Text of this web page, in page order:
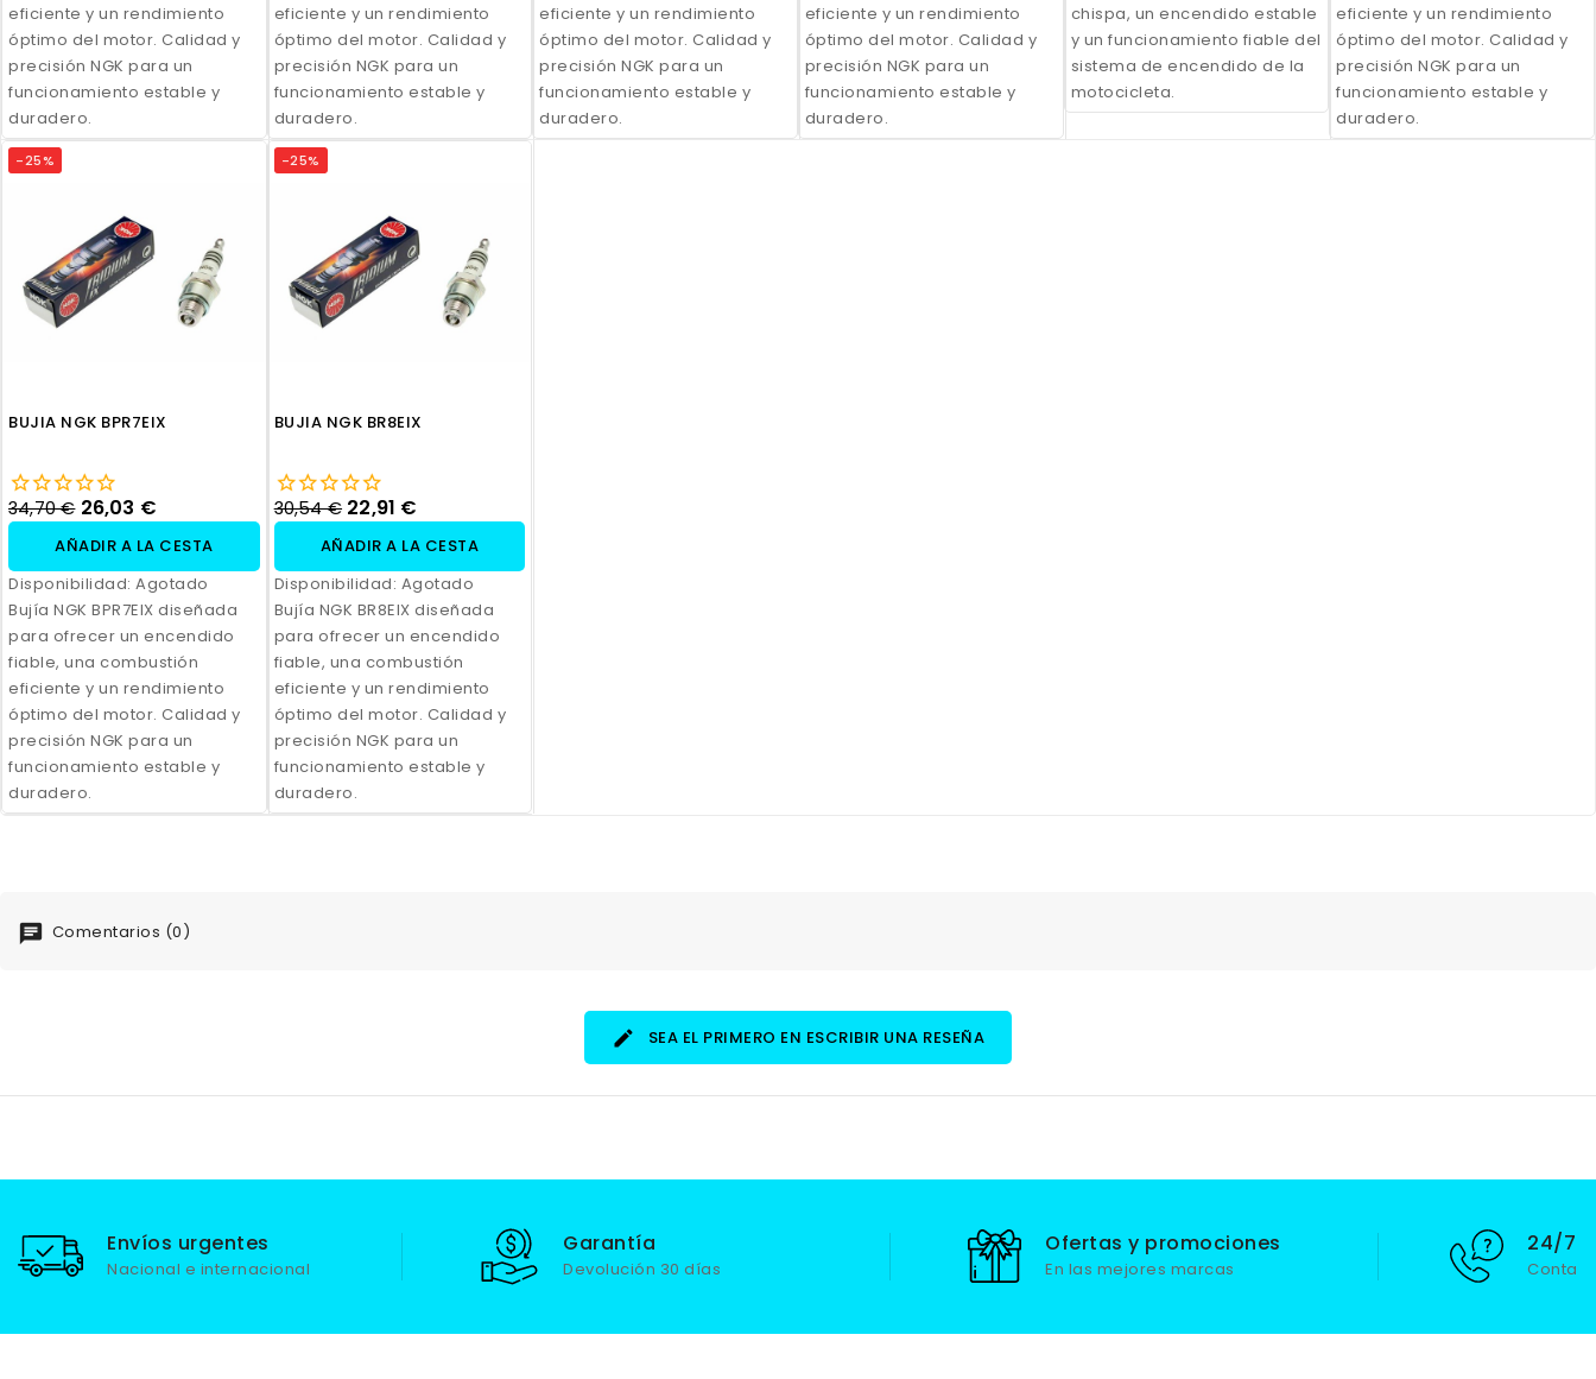
eficiente y un rendimiento
óptimo del motor. Calidad y
precisión NGK para un
funcionamiento estable y
duradero.
eficiente y un rendimiento
óptimo del motor. Calidad y
precisión NGK para un
funcionamiento estable y
duradero.
eficiente y un rendimiento
óptimo del motor. Calidad y
precisión NGK para un
funcionamiento estable y
duradero.
eficiente y un rendimiento
óptimo del motor. Calidad y
precisión NGK para un
funcionamiento estable y
duradero.
chispa, un encendido estable
y un funcionamiento fiable del
sistema de encendido de la
motocicleta.
eficiente y un rendimiento
óptimo del motor. Calidad y
precisión NGK para un
funcionamiento estable y
duradero.
-25%
BUJIA NGK BPR7EIX
34,70 € 26,03 €
AÑADIR A LA CESTA
Disponibilidad: Agotado
Bujía NGK BPR7EIX diseñada
para ofrecer un encendido
fiable, una combustión
eficiente y un rendimiento
óptimo del motor. Calidad y
precisión NGK para un
funcionamiento estable y
duradero.
-25%
BUJIA NGK BR8EIX
30,54 € 22,91 €
AÑADIR A LA CESTA
Disponibilidad: Agotado
Bujía NGK BR8EIX diseñada
para ofrecer un encendido
fiable, una combustión
eficiente y un rendimiento
óptimo del motor. Calidad y
precisión NGK para un
funcionamiento estable y
duradero.
Comentarios (0)
SEA EL PRIMERO EN ESCRIBIR UNA RESEÑA
Envíos urgentes
Nacional e internacional
Garantía
Devolución 30 días
Ofertas y promociones
En las mejores marcas
24/7